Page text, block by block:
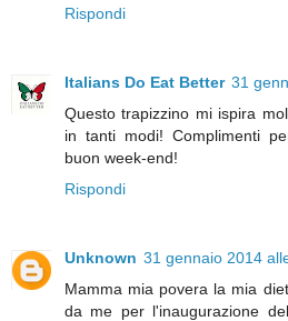
Rispondi
Italians Do Eat Better 31
Questo trapizzino mi ispira
in tanti modi! Complimenti
buon week-end!
Rispondi
Unknown 31 gennaio 2014
Mamma mia povera la mia
da me per l'inaugurazione